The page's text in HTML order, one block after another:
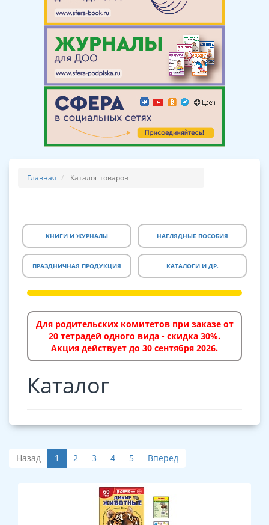
Главная Каталог товаров
КНИГИ И ЖУРНАЛЫ НАГЛЯДНЫЕ ПОСОБИЯ
ПРАЗДНИЧНАЯ ПРОДУКЦИЯ КАТАЛОГИ И ДР.
Для родительских комитетов при заказе от
20 тетрадей одного вида - скидка 30%.
Акция действует до 30 сентября 2026.
Каталог
Назад 1 2 3 4 5 Вперед